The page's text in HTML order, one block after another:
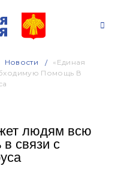
Новости
«Единая
Помощь В
людям всю
связи с